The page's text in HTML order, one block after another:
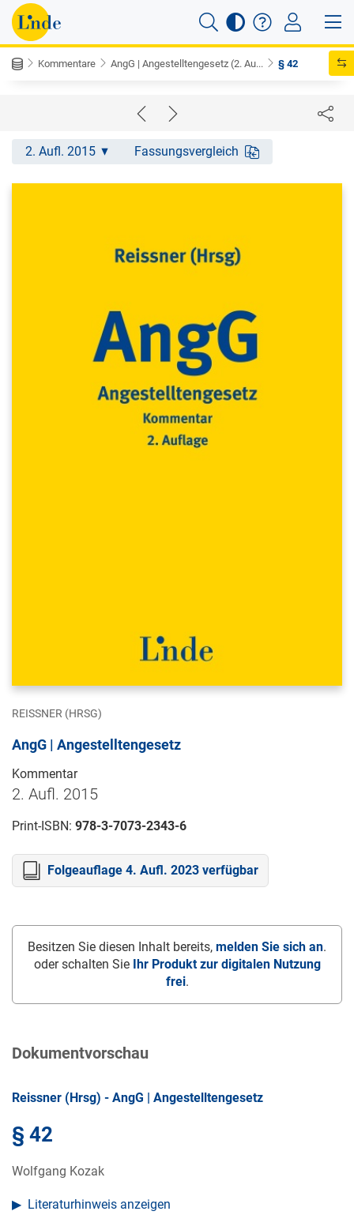
Kommentare AngG | Angestelltengesetz (2. Au... § 42
2. Aufl. 2015 Fassungsvergleich
REISSNER (HRSG)
AngG | Angestelltengesetz
Kommentar
2. Aufl. 2015
Print-ISBN: 978-3-7073-2343-6
Folgeauflage 4. Aufl. 2023 verfügbar
Besitzen Sie diesen Inhalt bereits, melden Sie sich an.
oder schalten Sie
Ihr Produkt zur digitalen Nutzung
frei.
Dokumentvorschau
Reissner (Hrsg) - AngG | Angestelltengesetz
§ 42
Wolfgang Kozak
Literaturhinweis anzeigen